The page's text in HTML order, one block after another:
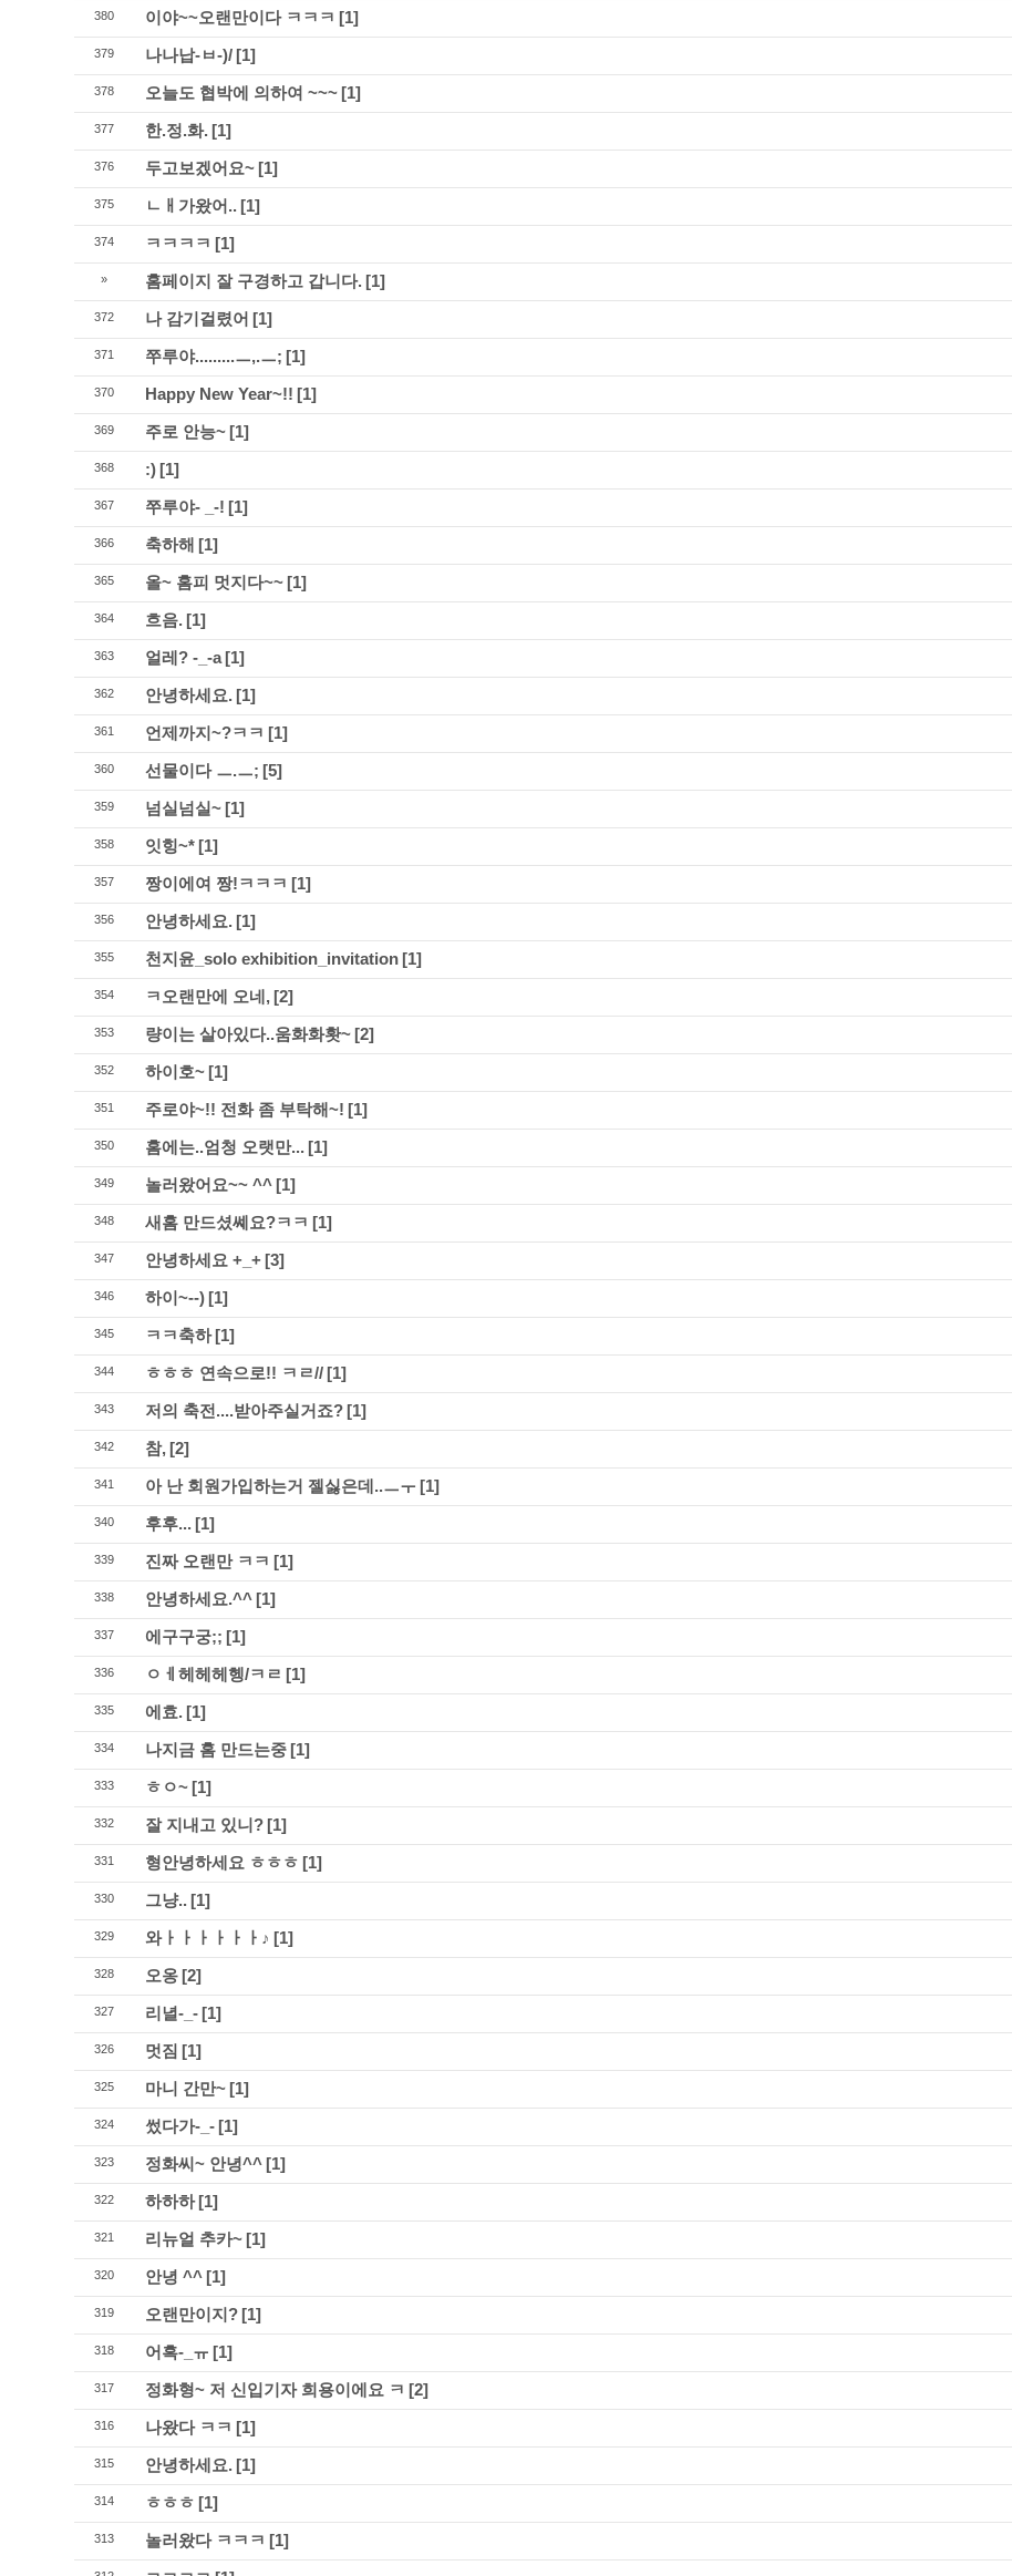
380 이야~~오랜만이다 ㅋㅋㅋ [1]
379 나나납-ㅂ-)/[1]
378 오늘도 협박에 의하여 ~~~[1]
377 한.정.화.[1]
376 두고보겠어요~[1]
375 ㄴㅐ가왔어..[1]
374 ㅋㅋㅋㅋ [1]
» 홈페이지 잘 구경하고 갑니다.[1]
372 나 감기걸렸어 [1]
371 쭈루야.........ㅡ,.ㅡ; [1]
370 Happy New Year~!! [1]
369 주로 안능~[1]
368 :)[1]
367 쭈루야- _-! [1]
366 축하해 [1]
365 올~ 홈피 멋지다~~[1]
364 흐음.[1]
363 얼레? -_-a[1]
362 안녕하세요.[1]
361 언제까지~?ㅋㅋ [1]
360 선물이다 ㅡ.ㅡ; [5]
359 넘실넘실~[1]
358 잇힝~*[1]
357 짱이에여 짱!ㅋㅋㅋ [1]
356 안녕하세요.[1]
355 천지윤_solo exhibition_invitation[1]
354 ㅋ오랜만에 오네,[2]
353 량이는 살아있다..움화화홧~[2]
352 하이호~[1]
351 주로야~!! 전화 좀 부탁해~! [1]
350 홈에는..엄청 오랫만...[1]
349 놀러왔어요~~ ^^[1]
348 새홈 만드셨쎼요?ㅋㅋ [1]
347 안녕하세요 +_+[3]
346 하이~--)[1]
345 ㅋㅋ축하[1]
344 ㅎㅎㅎ 연속으로!! ㅋㄹ//[1]
343 저의 축전....받아주실거죠?[1]
342 참,[2]
341 아 난 회원가입하는거 젤싫은데..ㅡㅜ [1]
340 후후...[1]
339 진짜 오랜만 ㅋㅋ [1]
338 안녕하세요.^^[1]
337 에구구궁;; [1]
336 ㅇㅔ헤헤헤헹/ㅋㄹ [1]
335 에효.[1]
334 나지금 홈 만드는중[1]
333 ㅎㅇ~[1]
332 잘 지내고 있니?[1]
331 형안녕하세요 ㅎㅎㅎ [1]
330 그냥..[1]
329 와ㅏㅏㅏㅏㅏㅏ♪ [1]
328 오옹[2]
327 리녈-_-[1]
326 멋짐 [1]
325 마니 간만~[1]
324 썼다가-_-[1]
323 정화씨~ 안녕^^[1]
322 하하하[1]
321 리뉴얼 추카~[1]
320 안녕 ^^[1]
319 오랜만이지?[1]
318 어흑-_ㅠ [1]
317 정화형~ 저 신입기자 희용이에요 ㅋ [2]
316 나왔다 ㅋㅋ [1]
315 안녕하세요.[1]
314 ㅎㅎㅎ [1]
313 놀러왔다 ㅋㅋㅋ [1]